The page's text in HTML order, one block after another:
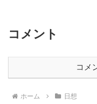
コメント
コメ
ホーム 日想